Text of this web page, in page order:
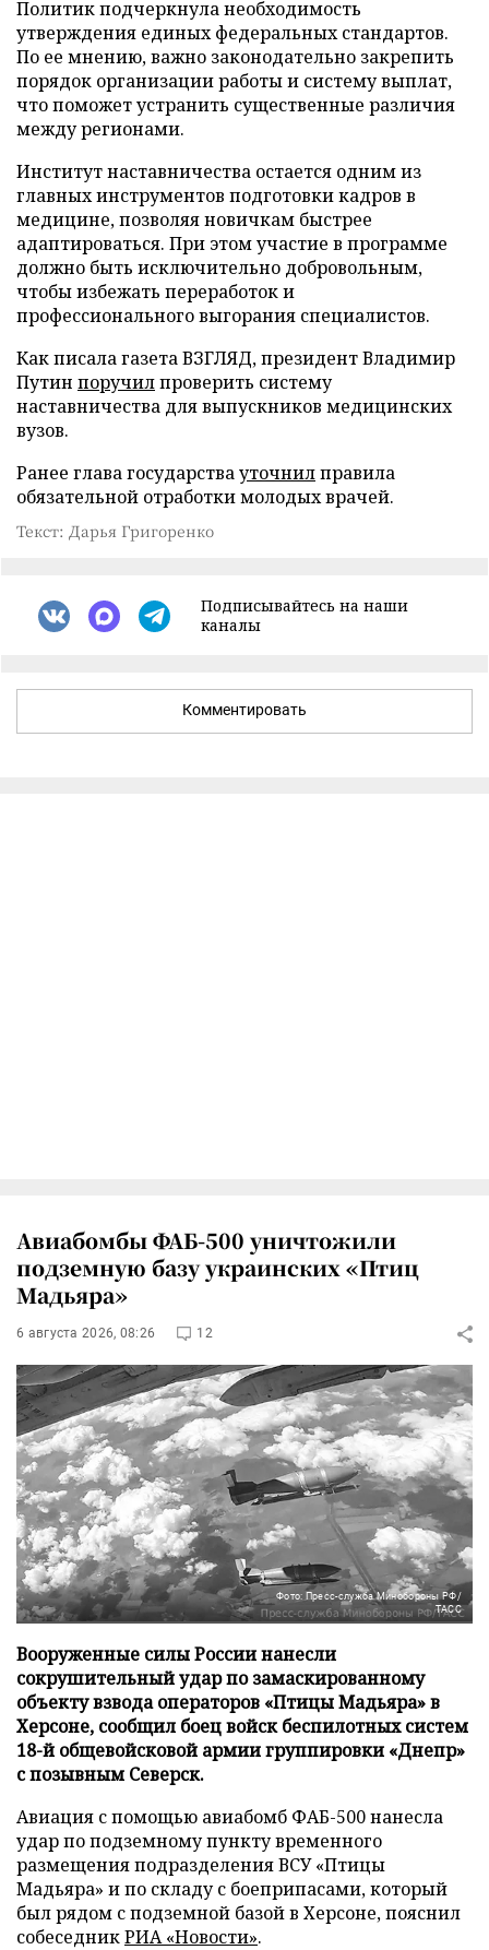
Политик подчеркнула необходимость
утверждения единых федеральных стандартов.
По ее мнению, важно законодательно закрепить
порядок организации работы и систему выплат,
что поможет устранить существенные различия
между регионами.
Институт наставничества остается одним из
главных инструментов подготовки кадров в
медицине, позволяя новичкам быстрее
адаптироваться. При этом участие в программе
должно быть исключительно добровольным,
чтобы избежать переработок и
профессионального выгорания специалистов.
Как писала газета ВЗГЛЯД, президент Владимир
Путин поручилпроверить систему
наставничества для выпускников медицинских
вузов.
Ранее глава государствауточнилправила
обязательной отработки молодых врачей.
Текст: Дарья Григоренко
Подписывайтесь на наши
каналы
Комментировать
Авиабомбы ФАБ-500 уничтожили
подземную базу украинских «Птиц
Мадьяра»
6 августа 2026, 08:26 12
Фото: Пресс-служба Минобороны РФ/
ТАСС
Вооруженные силы России нанесли
сокрушительный удар по замаскированному
объекту взвода операторов «Птицы Мадьяра» в
Херсоне, сообщил боец войск беспилотных систем
18-й общевойсковой армии группировки «Днепр»
с позывным Северск.
Авиация с помощью авиабомб ФАБ-500 нанесла
удар по подземному пункту временного
размещения подразделения ВСУ «Птицы
Мадьяра» и по складу с боеприпасами, который
был рядом с подземной базой в Херсоне, пояснил
собеседникРИА «Новости».